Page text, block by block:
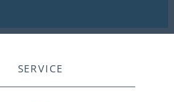
SERVICE